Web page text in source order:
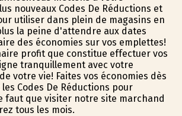
nouveaux Codes De Réductions et
utiliser dans plein de magasins en
la peine d'attendre aux dates
des économies sur vos emplettes!
profit que constitue effectuer vos
tranquillement avec votre
votre vie! Faites vos économies dès
Codes De Réductions pour
faut que visiter notre site marchand
tous les mois.